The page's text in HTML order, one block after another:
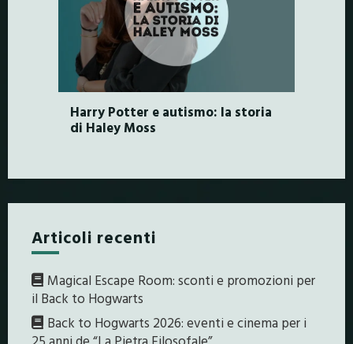
Harry Potter e autismo: la storia
di Haley Moss
Articoli recenti
Magical Escape Room: sconti e promozioni per
il Back to Hogwarts
Back to Hogwarts 2026: eventi e cinema per i